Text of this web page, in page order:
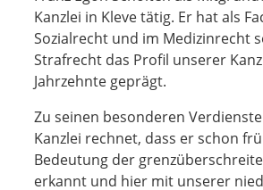
Kanzlei in Kleve tätig. Er hat als
Sozialrecht und im Medizinrecht
Strafrecht das Profil unserer
Jahrzehnte geprägt.
Zu seinen besonderen
Kanzlei rechnet, dass er schon
Bedeutung der
erkannt und hier mit unserer